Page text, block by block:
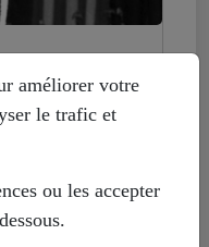
sur la
améliorer votre
le trafic et
ou les accepter